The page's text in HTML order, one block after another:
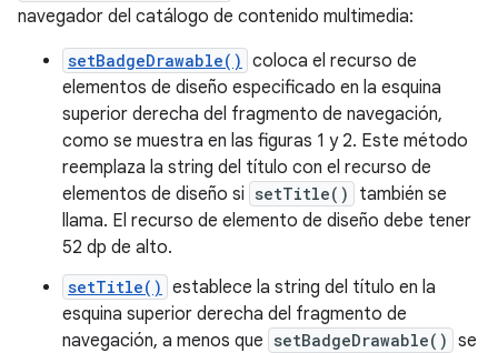
navegador del catálogo de contenido multimedia:
setBadgeDrawable() coloca el recurso de
elementos de diseño especificado en la esquina
superior derecha del fragmento de navegación,
como se muestra en las figuras 1 y 2. Este método
reemplaza la string del título con el recurso de
elementos de diseño si setTitle()
también se
llama. El recurso de elemento de diseño debe tener
52 dp de alto.
setTitle() establece la string del título en la
esquina superior derecha del fragmento de
navegación, a menos que setBadgeDrawable() se